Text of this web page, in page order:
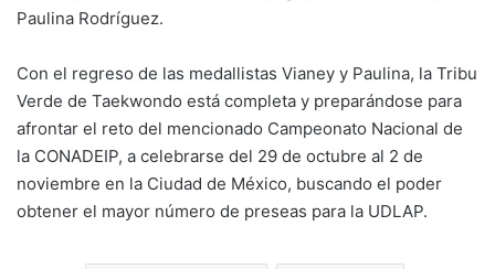
Paulina Rodríguez.
Con el regreso de las medallistas Vianey y Paulina, la Tribu
Verde de Taekwondo está completa y preparándose para
afrontar el reto del mencionado Campeonato Nacional de
la CONADEIP, a celebrarse del 29 de octubre al 2 de
noviembre en la Ciudad de México, buscando el poder
obtener el mayor número de preseas para la UDLAP.